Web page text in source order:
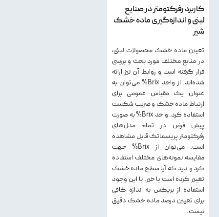
کاربرد رفرکتومتر در صنایع
لبنی و اندازه‌گیری ماده خشک
شیر
تعيين ماده خشك محصولات لبنی،
در منابع مختلف مورد بحث و بررسی
قرار گرفته است و روابط آن نيز ارائه
شده‌اند. از واحد Brix% می‌توان به
عنوان يك مقیاس عمومی برای
ارتباط ماده خشك و ضريب شكست
استفاده كرد. واحد Brix% به صورت
پیش فرض در تمام مدل‌های
رفركتومتر پريسماتك قابل مشاهده
است. می‌توان از Brix% جهت
مقايسه نمونه‌های مختلف استفاده
كرد و ديد كه آيا سطح ماده خشك
تغيير كرده است يا خير. با اين وجود
استفاده از بريكس به اندازه كافی
برای تعيين درصد ماده خشك دقيق
نیست.